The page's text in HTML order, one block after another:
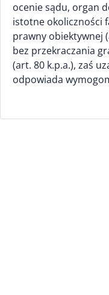
ocenie sądu, organ
istotne okoliczności
prawny obiektywnej
bez przekraczania
(art. 80 k.p.a.), zaś
odpowiada